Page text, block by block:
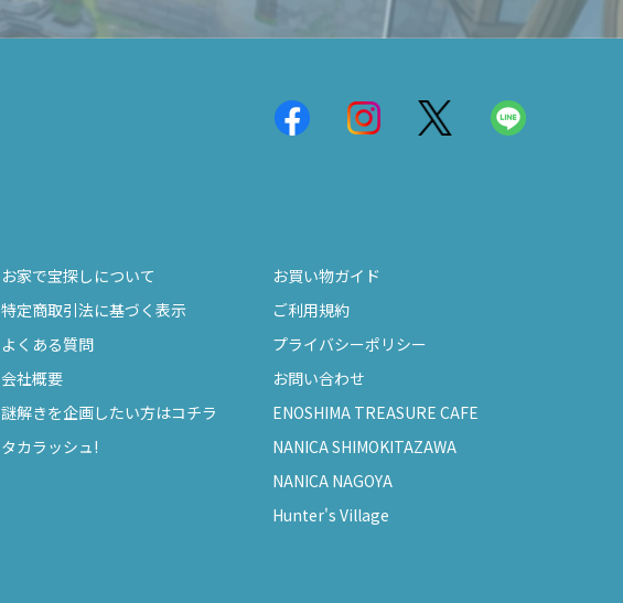
お家で宝探しについて
特定商取引法に基づく表示
よくある質問
会社概要
謎解きを企画したい方はコチラ
タカラッシュ!
お買い物ガイド
ご利用規約
プライバシーポリシー
お問い合わせ
ENOSHIMA TREASURE CAFE
NANICA SHIMOKITAZAWA
NANICA NAGOYA
Hunter's Village